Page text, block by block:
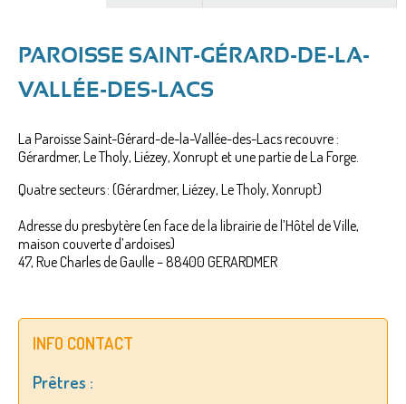
PAROISSE SAINT-GÉRARD-DE-LA-
VALLÉE-DES-LACS
La Paroisse Saint-Gérard-de-la-Vallée-des-Lacs recouvre :
Gérardmer, Le Tholy, Liézey, Xonrupt et une partie de La Forge.
Quatre secteurs : (Gérardmer, Liézey, Le Tholy, Xonrupt)
Adresse du presbytère (en face de la librairie de l’Hôtel de Ville,
maison couverte d’ardoises)
47, Rue Charles de Gaulle – 88400 GERARDMER
INFO CONTACT
Prêtres :